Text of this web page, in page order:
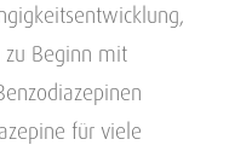
zu Beginn mit
für viele